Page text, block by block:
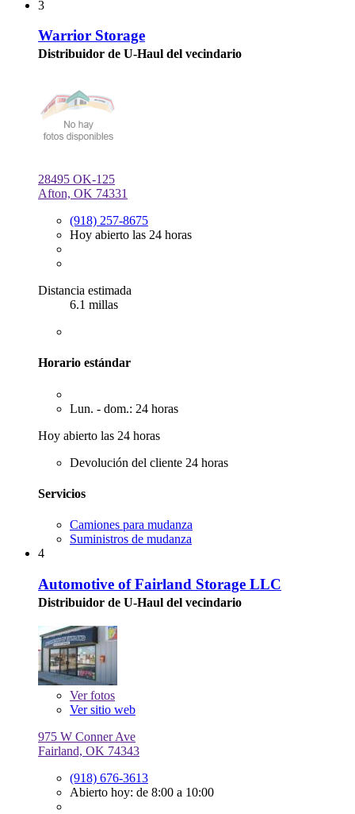
3
Warrior Storage
Distribuidor de U-Haul del vecindario
28495 OK-125
Afton, OK 74331
(918) 257-8675
Hoy abierto las 24 horas
Distancia estimada
6.1 millas
Horario estándar
Lun. - dom.: 24 horas
Hoy abierto las 24 horas
Devolución del cliente 24 horas
Servicios
Camiones para mudanza
Suministros de mudanza
4
Automotive of Fairland Storage LLC
Distribuidor de U-Haul del vecindario
Verfotos
Ver sitio web
975 W Conner Ave
Fairland, OK 74343
(918) 676-3613
Abierto hoy: de 8:00 a 10:00